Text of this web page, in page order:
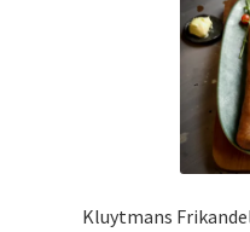
Kluytmans